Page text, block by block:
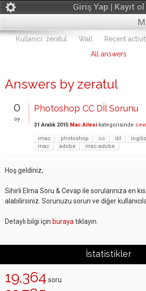
Giriş Yap | Kayıt ol
Kullanıcı: zeratul Wall Recent
All answers
Answers by zeratul
0
oy
Photoshop CC Dİl Sorunu
31 Aralık 2015 Mac Ailesi kategorisinde
imac photoshop cc dil
mac
adobe mac-adobe
Hoş geldiniz,
Sihirli Elma Soru & Cevap ile sorularınıza en
alabilirsiniz. Sorunuzu sorun ve diğer
Detaylı bilgi için buraya tıklayın.
İstatistikler
19,364 soru